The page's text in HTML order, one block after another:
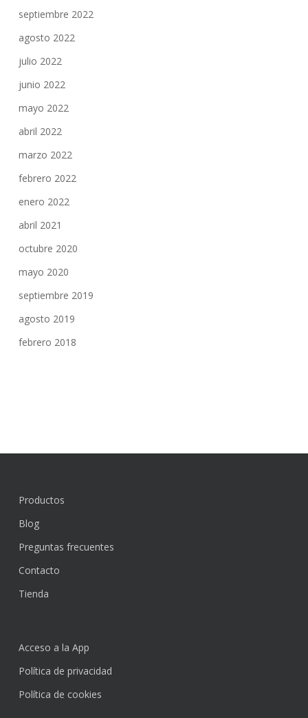
septiembre 2022
agosto 2022
julio 2022
junio 2022
mayo 2022
abril 2022
marzo 2022
febrero 2022
enero 2022
abril 2021
octubre 2020
mayo 2020
septiembre 2019
agosto 2019
febrero 2018
Productos
Blog
Preguntas frecuentes
Contacto
Tienda
Acceso a la App
Política de privacidad
Política de cookies